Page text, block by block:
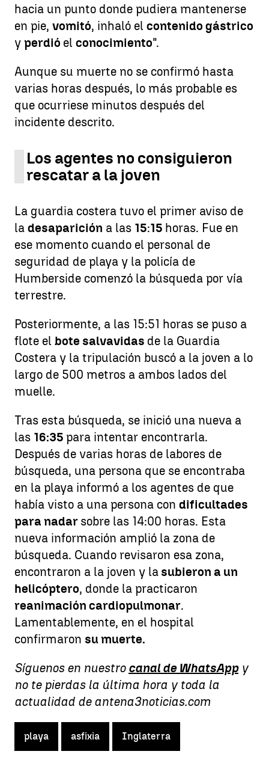
hacia un punto donde pudiera mantenerse
en pie, vomitó, inhaló el contenido gástrico
y perdió el conocimiento".
Aunque su muerte no se confirmó hasta
varias horas después, lo más probable es
que ocurriese minutos después del
incidente descrito.
Los agentes no consiguieron
rescatar a la joven
La guardia costera tuvo el primer aviso de
la desaparición a las 15:15 horas. Fue en
ese momento cuando el personal de
seguridad de playa y la policía de
Humberside comenzó la búsqueda por vía
terrestre.
Posteriormente, a las 15:51 horas se puso a
flote el bote salvavidas de la Guardia
Costera y la tripulación buscó a la joven a lo
largo de 500 metros a ambos lados del
muelle.
Tras esta búsqueda, se inició una nueva a
las 16:35 para intentar encontrarla.
Después de varias horas de labores de
búsqueda, una persona que se encontraba
en la playa informó a los agentes de que
había visto a una persona con dificultades
para nadar sobre las 14:00 horas. Esta
nueva información amplió la zona de
búsqueda. Cuando revisaron esa zona,
encontraron a la joven y lasubieron a un
helicóptero, donde la practicaron
reanimación cardiopulmonar.
Lamentablemente, en el hospital
confirmaron su muerte.
Síguenos en nuestro canal de WhatsAppy
no te pierdas la última hora y toda la
actualidad de antena3noticias.com
playa asfixia Inglaterra